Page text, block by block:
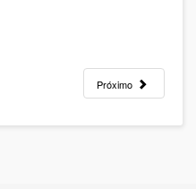
Próximo